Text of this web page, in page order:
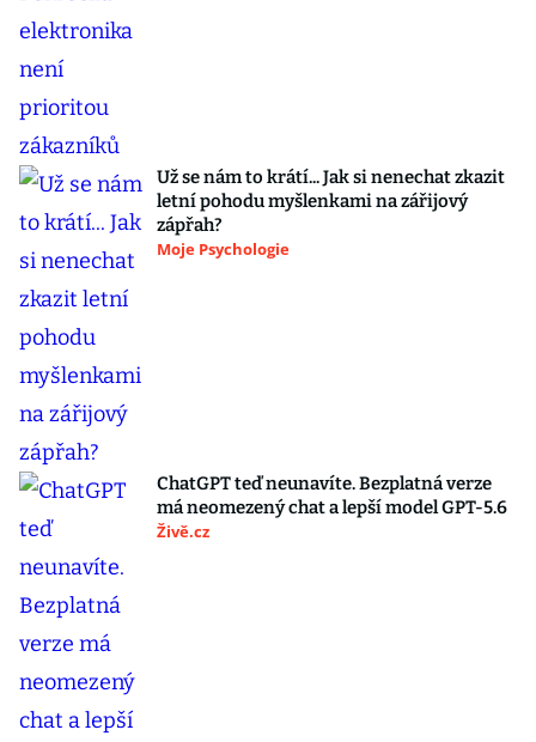
Už se nám to krátí... Jak si nenechat zkazit
letní pohodu myšlenkami na zářijový
zápřah?
Moje Psychologie
ChatGPT teď neunavíte. Bezplatná verze
má neomezený chat a lepší model GPT-5.6
Živě.cz